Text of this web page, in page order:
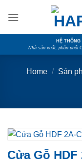
HỆ
Nhà sản xuất, phân phối
Home / Sản
Cửa Gỗ HDF